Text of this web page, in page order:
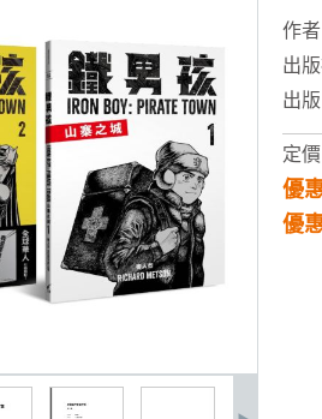
作者
出版
出
定
優
優